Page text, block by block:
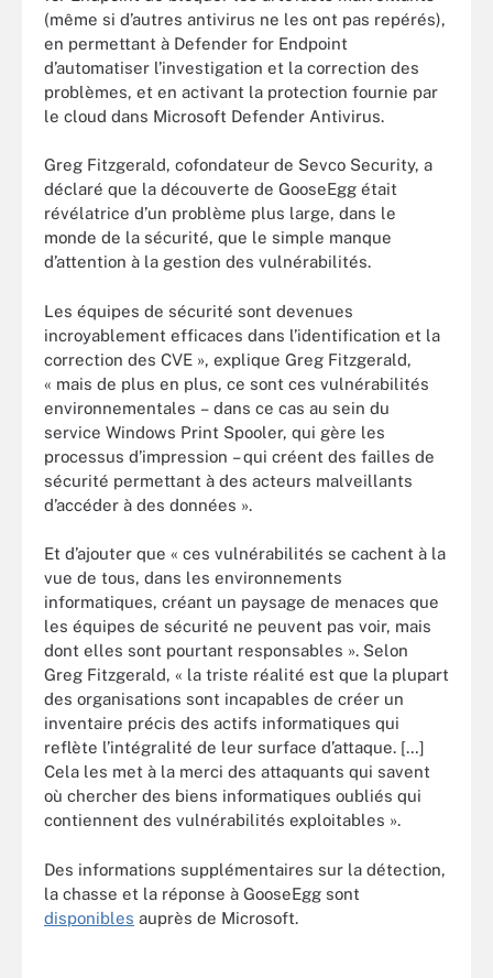
(même si d’autres antivirus ne les ont pas repérés),
en permettant à Defender for Endpoint
d’automatiser l’investigation et la correction des
problèmes, et en activant la protection fournie par
le cloud dans Microsoft Defender Antivirus.
Greg Fitzgerald, cofondateur de Sevco Security, a
déclaré que la découverte de GooseEgg était
révélatrice d’un problème plus large, dans le
monde de la sécurité, que le simple manque
d’attention à la gestion des vulnérabilités.
Les équipes de sécurité sont devenues
incroyablement efficaces dans l’identification et la
correction des CVE », explique Greg Fitzgerald,
« mais de plus en plus, ce sont ces vulnérabilités
environnementales – dans ce cas au sein du
service Windows Print Spooler, qui gère les
processus d’impression – qui créent des failles de
sécurité permettant à des acteurs malveillants
d’accéder à des données ».
Et d’ajouter que « ces vulnérabilités se cachent à la
vue de tous, dans les environnements
informatiques, créant un paysage de menaces que
les équipes de sécurité ne peuvent pas voir, mais
dont elles sont pourtant responsables ». Selon
Greg Fitzgerald, « la triste réalité est que la plupart
des organisations sont incapables de créer un
inventaire précis des actifs informatiques qui
reflète l’intégralité de leur surface d’attaque. […]
Cela les met à la merci des attaquants qui savent
où chercher des biens informatiques oubliés qui
contiennent des vulnérabilités exploitables ».
Des informations supplémentaires sur la détection,
la chasse et la réponse à GooseEgg sont
disponibles auprès de Microsoft.